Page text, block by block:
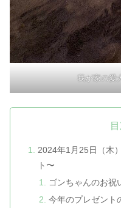
我が家の
2024年1月25日（木
ト〜
ゴンちゃんのお祝
今年のプレゼント